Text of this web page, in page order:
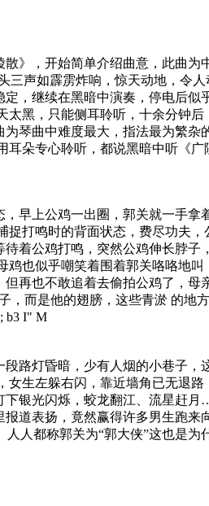
》，开始简单介绍曲意，此曲为
声如霹雳炸响，惊天动地，令
，继续在黑暗中演奏，停电后似
黑，只能侧耳聆听，十余分钟
琴曲中难度最大，指法最为繁杂
朵专心聆听，都说黑暗中听《
早上公鸡一出圈，郭关就一手拿
打鸣时的背面状态，费尽功夫
着公鸡打鸣，突然公鸡伸长脖子
也似乎嘲笑着围着郭关咯咯地
再也不敢追着去偷拍公鸡了，母
，而是他的翅膀，这些青淤 的地
b3 I" M
路灯昏暗，少有人烟的小巷子，
生左躲右闪，靠近墙角已无退
下银光闪烁，蛟龙翻江、流星赶
道表扬，竟然赢得许多男生跑来
人都称郭关为“郭大侠”这也是